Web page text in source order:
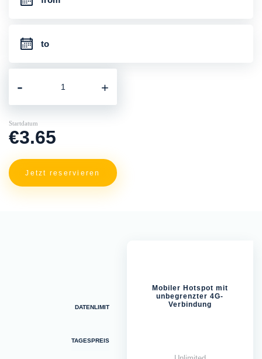
+
-
Startdatum
€3.65
Jetzt reservieren
DATENLIMIT
TAGESPREIS
Mobiler Hotspot mit
unbegrenzter 4G-
Verbindung